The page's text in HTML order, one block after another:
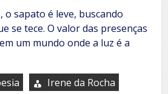
o sapato é leve, buscando
se tece. O valor das presenças
um mundo onde a luz é a
Irene da Rocha